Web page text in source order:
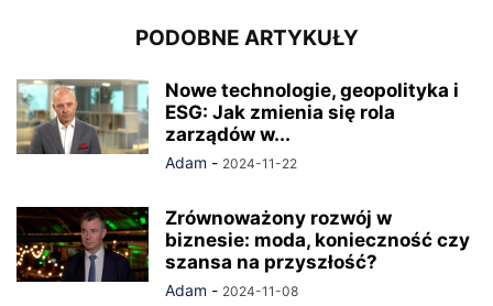
PODOBNE ARTYKUŁY
Nowe technologie, geopolityka i
ESG: Jak zmienia się rola
zarządów w...
Adam - 2024-11-22
Zrównoważony rozwój w
biznesie: moda, konieczność czy
szansa na przyszłość?
Adam - 2024-11-08